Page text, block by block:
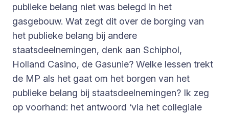
publieke belang niet was belegd in het
gasgebouw. Wat zegt dit over de borging van
het publieke belang bij andere
staatsdeelnemingen, denk aan Schiphol,
Holland Casino, de Gasunie? Welke lessen trekt
de MP als het gaat om het borgen van het
publieke belang bij staatsdeelnemingen? Ik zeg
op voorhand: het antwoord ‘via het collegiale